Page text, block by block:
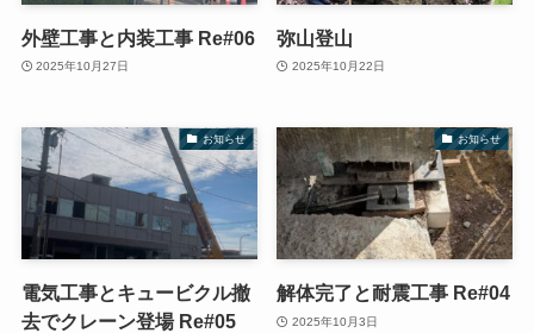
外壁工事と内装工事 Re#06
2025年10月27日
弥山登山
2025年10月22日
お知らせ
電気工事とキュービクル撤
去でクレーン登場 Re#05
お知らせ
解体完了と耐震工事 Re#04
2025年10月3日